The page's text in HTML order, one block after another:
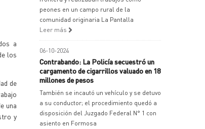
a
los
de
una
y
peones en un campo rural de la
comunidad originaria La Pantalla
Leer más
06-10-2024
Contrabando: La Policía secuestró un
cargamento de cigarrillos valuado en 18
millones de pesos
También se incautó un vehículo y se detuvo
a su conductor; el procedimiento quedó a
disposición del Juzgado Federal N° 1 con
asiento en Formosa